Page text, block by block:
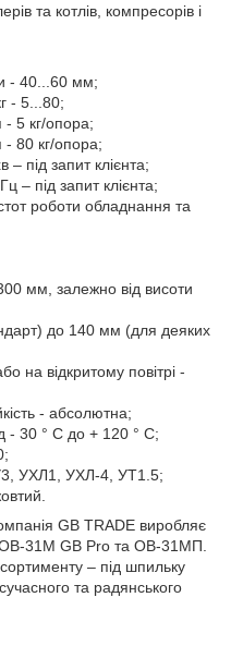
та котлів, компресорів і
- 40...60 мм;
- 5...80;
5 кг/опора;
80 кг/опора;
під запит клієнта;
– під запит клієнта;
роботи обладнання та
мм, залежно від висоти
до 140 мм (для деяких
на відкритому повітрі -
- абсолютна;
- 30 ° С до + 120 ° С;
УХЛ1, УХЛ-4, УТ1.5;
GB TRADE виробляє
ОВ-31М GB Pro та ОВ-31МП.
– під шпильку
та радянського